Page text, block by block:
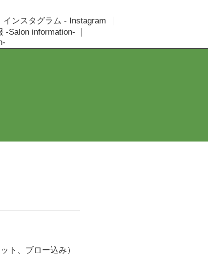
インスタグラム - Instagram
-Salon information-
ト、ブロー込み）